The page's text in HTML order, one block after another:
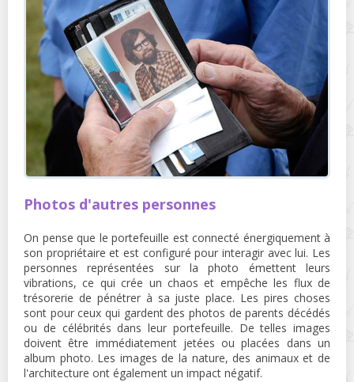
Photos d'autres personnes
On pense que le portefeuille est connecté énergiquement à
son propriétaire et est configuré pour interagir avec lui. Les
personnes représentées sur la photo émettent leurs
vibrations, ce qui crée un chaos et empêche les flux de
trésorerie de pénétrer à sa juste place. Les pires choses
sont pour ceux qui gardent des photos de parents décédés
ou de célébrités dans leur portefeuille. De telles images
doivent être immédiatement jetées ou placées dans un
album photo. Les images de la nature, des animaux et de
l'architecture ont également un impact négatif.